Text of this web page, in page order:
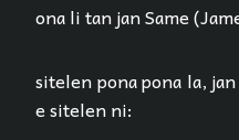
ona li tan jan Same
sitelen pona pona la,
e sitelen ni: